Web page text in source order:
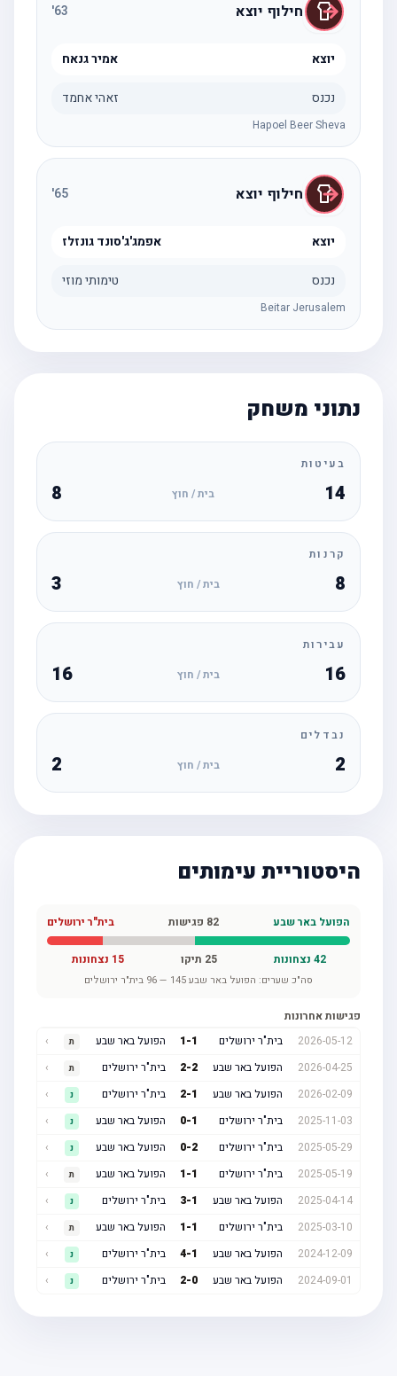
חילוף יוצא 63
'
יוצא אמיר גנאח
נכנס זאהי אחמד
Hapoel Beer Sheva
חילוף יוצא 65
'
יוצא אפמג'ג'סונד גונזלז
נכנס טימותי מוזי
Beitar Jerusalem
נתוני משחק
בעיטות
14 בית / חוץ
קרנות
בית / חוץ
עבירות
16 בית / חוץ 16
נבדלים
בית / חוץ
היסטוריית עימותים
הפועל באר שבע 82פגישות בית"ר ירושלים
42נצחונות 25תיקו 15נצחונות
סה"כ שערים:הפועל באר שבע145
—
96 בית"ר ירושלים
פגישות אחרונות
2026-05-12
בית"ר ירושלים 1 הפועל באר שבע
2026-04-25
הפועל באר שבע 2 בית"ר ירושלים
2026-02-09
הפועל באר שבע 2 בית"ר ירושלים
2025-11-03
בית"ר ירושלים 0 הפועל באר שבע
2025-05-29
בית"ר ירושלים 0 הפועל באר שבע
2025-05-19
בית"ר ירושלים 1 הפועל באר שבע
2025-04-14
הפועל באר שבע 3 בית"ר ירושלים
2025-03-10
בית"ר ירושלים 1 הפועל באר שבע
2024-12-09
הפועל באר שבע 4 בית"ר ירושלים
2024-09-01
הפועל באר שבע 2 בית"ר ירושלים